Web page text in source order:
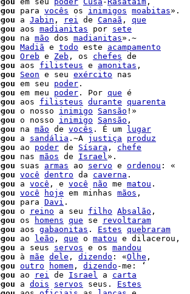
para vocês os inimigos moabitas».
a Jabin , rei de Canaã , que
aos madianitas por sete
na mão dos madianitas
Madiã e todo este acampamento
Oreb e Zeb , os chefes de
aos filisteus e amonitas ,
Seon e seu exército nas
em seu poder .
em meu poder . Por que é
aos filisteus durante quarenta
o nosso inimigo Sansão !»
o nosso inimigo Sansão ,
na mão de vocês . É um
lugar
a sandália .~A justiça
produz
ao poder de Sísara , chefe
nas mãos de Israel».
suas armas ao servo e ordenou : «
você dentro da caverna .
a você , e você não me matou .
você hoje em minhas mãos ,
para Davi .
o reino a seu filho Absalão ,
os homens que se
revoltaram
aos gabaonitas . Estes quebraram
ao leão , que o matou e dilacerou,
a seus servos e os mandou
à mãe dele , dizendo : «Olhe ,
outro homem , dizendo -me: ‘
ao rei de Israel a carta
a dois servos seus. Estes